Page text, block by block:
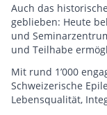
Auch das historische
geblieben: Heute
und
und Teilhabe
Mit rund 1’000
Schweizerische
Lebensqualität,